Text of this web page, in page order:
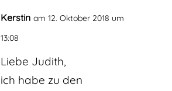
Kerstin am 12. Oktober 2018 um
13:08
Liebe Judith,
ich habe zu den